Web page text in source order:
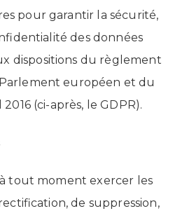
pour garantir la sécurité,
des données
dispositions du règlement
européen et du
(ci-après, le GDPR).
tout moment exercer les
de suppression,